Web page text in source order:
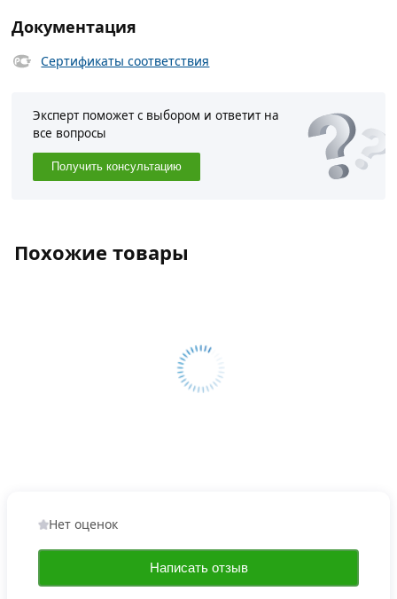
Документация
Сертификаты соответствия
Эксперт поможет с выбором и ответит на
все вопросы
Получить консультацию
Похожие товары
Нет оценок
Написать отзыв